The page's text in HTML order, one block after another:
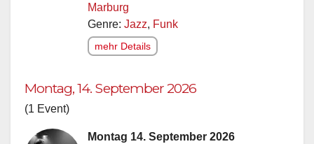
Marburg
Genre: Jazz, Funk
mehr Details
Montag, 14. September 2026
(1 Event)
Montag 14. September 2026